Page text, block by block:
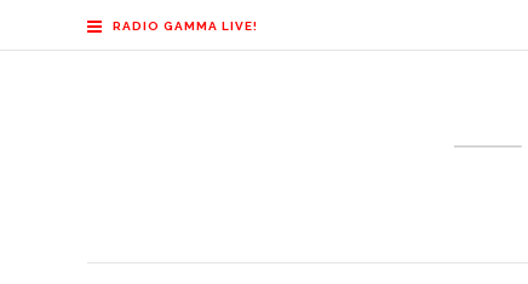
RADIO GAMMA LIVE!